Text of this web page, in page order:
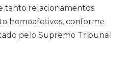
tanto relacionamentos
homoafetivos, conforme
pelo Supremo Tribunal